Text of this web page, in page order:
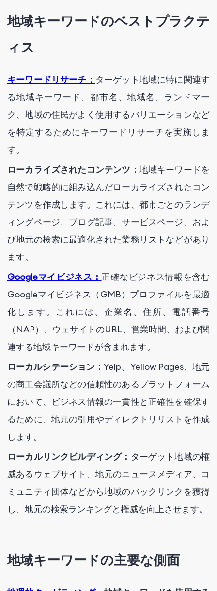
地域キーワードのベストプラクテ
ィス
キーワードリサーチ： ターゲット地域に特に関連す
る地域キーワード、都市名、地域名、ランドマー
ク、地域の住民がよく使用するバリエーションなど
を特定するためにキーワードリサーチを実施しま
す。
ローカライズされたコンテンツ： 地域キーワードを
自然で戦略的に組み込んだローカライズされたコン
テンツを作成します。これには、都市ごとのランデ
ィングページ、ブログ記事、サービスページ、およ
び地元の検索に最適化された業務リストなどがあり
ます。
Googleマイビジネス： 正確なビジネス情報を含む
Googleマイビジネス（GMB）プロファイルを最適
化します。これには、企業名、住所、電話番号
（NAP）、ウェサイトのURL、営業時間、および関
連する地域キーワードが含まれます。
ローカルシテーション：Yelp、Yellow Pages、地元
の商工会議所などの信頼性のあるプラットフォーム
において、ビジネス情報の一貫性と正確性を確保す
るために、地元の引用やディレクトリリストを作成
します。
ローカルリンクビルディング： ターゲット地域の権
威あるウェブサイト、地元のニュースメディア、コ
ミュニティ団体などから地域のバックリンクを獲得
し、地元の検索ランキングと権威を向上させます。
地域キーワードの主要な側面